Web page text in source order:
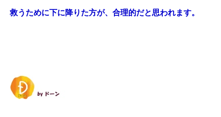
救うために下に降りた方が、合理的だと思われます。